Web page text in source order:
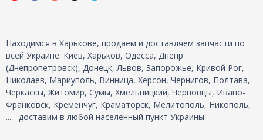
Находимся в Харькове, продаем и доставляем запчасти по
всей Украине: Киев, Харьков, Одесса, Днепр
(Днепропетровск), Донецк, Львов, Запорожье, Кривой Рог,
Николаев, Мариуполь, Винница, Херсон, Чернигов, Полтава,
Черкассы, Житомир, Сумы, Хмельницкий, Черновцы, Ивано-
Франковск, Кременчуг, Краматорск, Мелитополь, Никополь,
... - доставим в любой населенный пункт Украины